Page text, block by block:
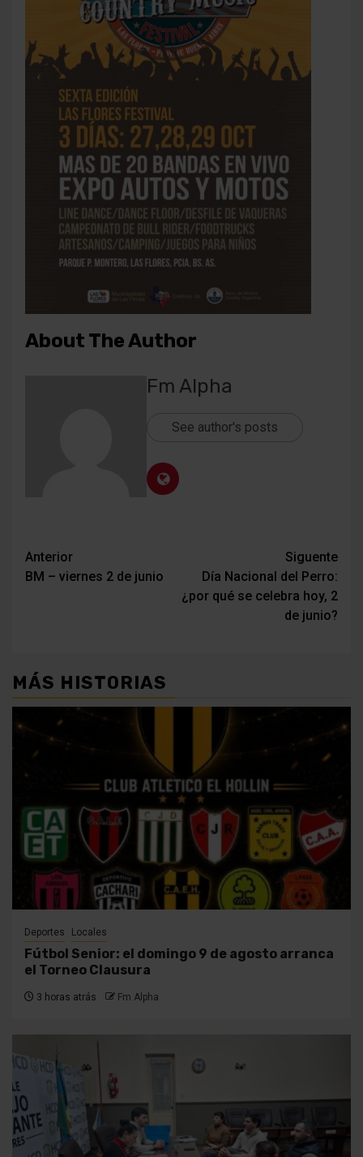
About The Author
Fm Alpha
See author's posts
Navegación
de
Anterior
BM – viernes 2 de junio
Siguente
Día Nacional del Perro:
¿por qué se celebra hoy, 2
de junio?
MÁS HISTORIAS
Deportes Locales
Fútbol Senior: el domingo 9 de agosto arranca
el Torneo Clausura
3 horas atrás Fm Alpha